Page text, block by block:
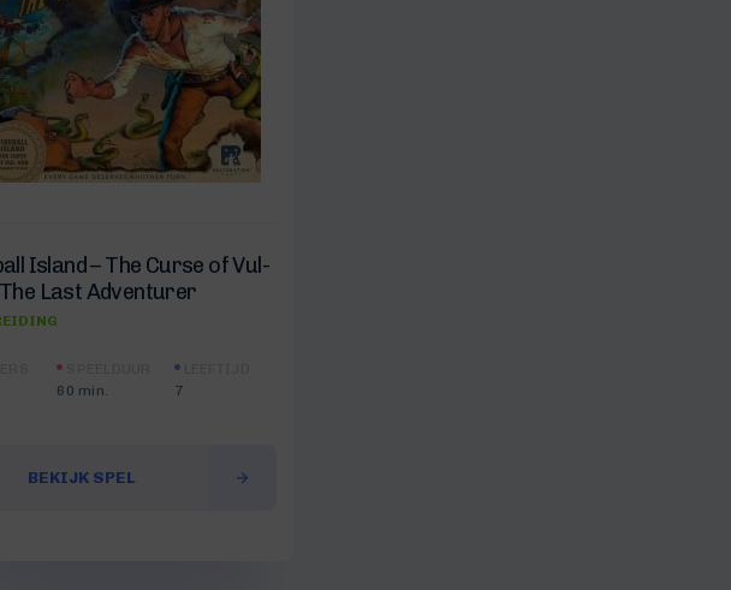
Island – The Curse of Vul-
Last Adventurer
60 min.
7
BEKIJK SPEL